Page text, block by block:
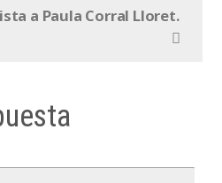
a Paula Corral Lloret.